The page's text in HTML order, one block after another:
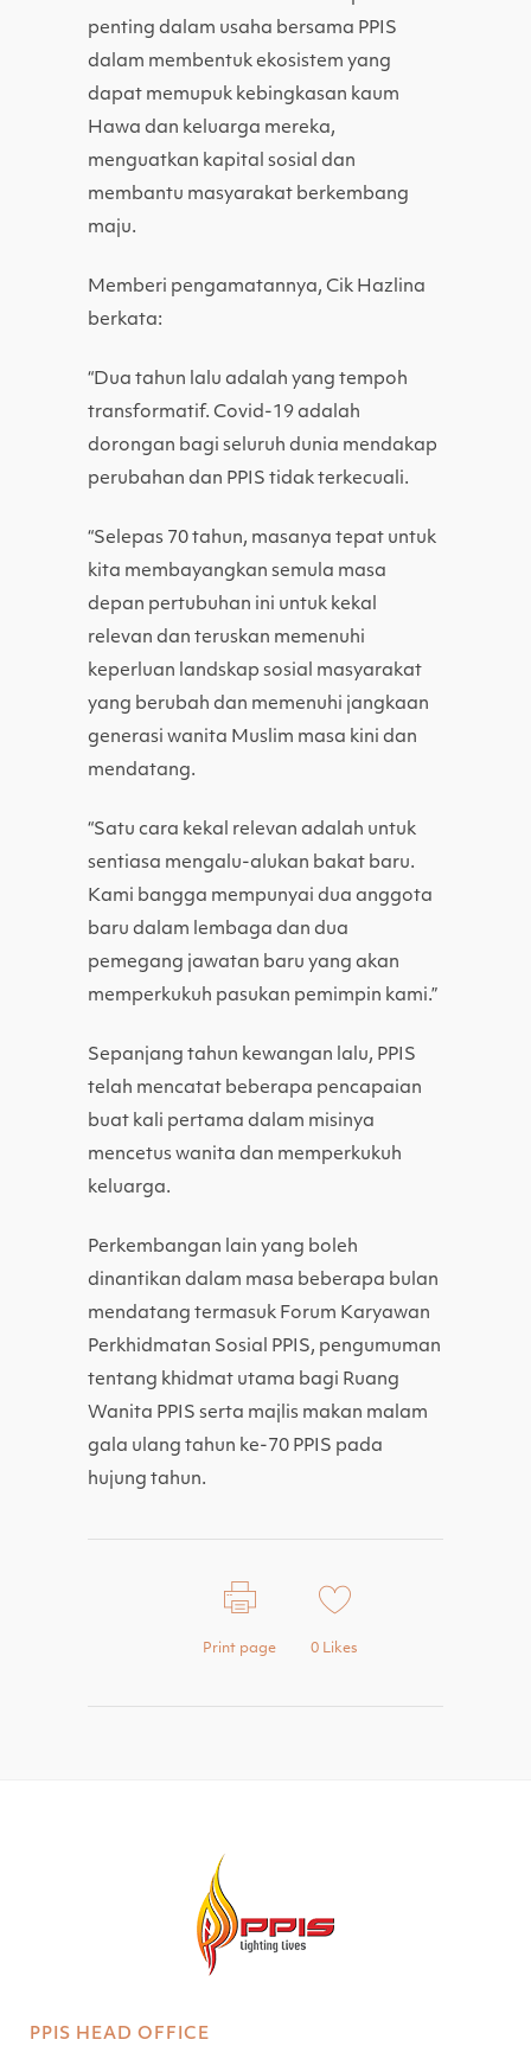
penting dalam usaha bersama PPIS
dalam membentuk ekosistem yang
dapat memupuk kebingkasan kaum
Hawa dan keluarga mereka,
menguatkan kapital sosial dan
membantu masyarakat berkembang
maju.
Memberi pengamatannya, Cik Hazlina
berkata:
“Dua tahun lalu adalah yang tempoh
transformatif. Covid-19 adalah
dorongan bagi seluruh dunia mendakap
perubahan dan PPIS tidak terkecuali.
“Selepas 70 tahun, masanya tepat untuk
kita membayangkan semula masa
depan pertubuhan ini untuk kekal
relevan dan teruskan memenuhi
keperluan landskap sosial masyarakat
yang berubah dan memenuhi jangkaan
generasi wanita Muslim masa kini dan
mendatang.
“Satu cara kekal relevan adalah untuk
sentiasa mengalu-alukan bakat baru.
Kami bangga mempunyai dua anggota
baru dalam lembaga dan dua
pemegang jawatan baru yang akan
memperkukuh pasukan pemimpin kami.”
Sepanjang tahun kewangan lalu, PPIS
telah mencatat beberapa pencapaian
buat kali pertama dalam misinya
mencetus wanita dan memperkukuh
keluarga.
Perkembangan lain yang boleh
dinantikan dalam masa beberapa bulan
mendatang termasuk Forum Karyawan
Perkhidmatan Sosial PPIS, pengumuman
tentang khidmat utama bagi Ruang
Wanita PPIS serta majlis makan malam
gala ulang tahun ke-70 PPIS pada
hujung tahun.
Print page 0 Likes
PPIS HEAD OFFICE